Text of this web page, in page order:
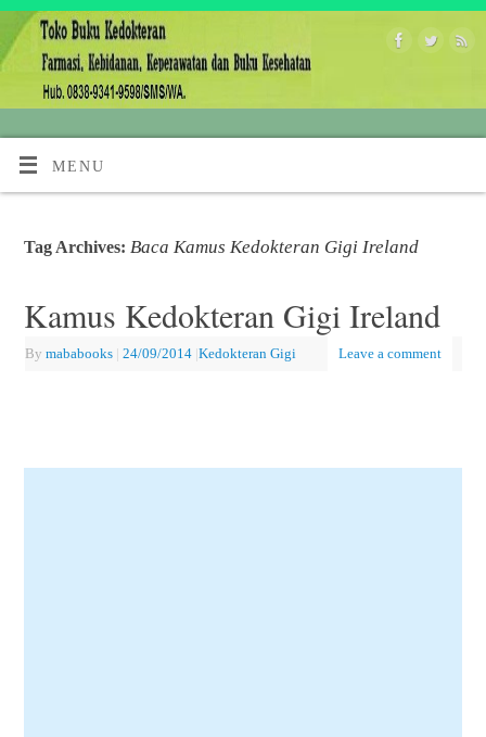
MENU
Tag Archives: Baca Kamus Kedokteran Gigi Ireland
Kamus Kedokteran Gigi Ireland
By mababooks | 24/09/2014 |Kedokteran Gigi Leave a comment